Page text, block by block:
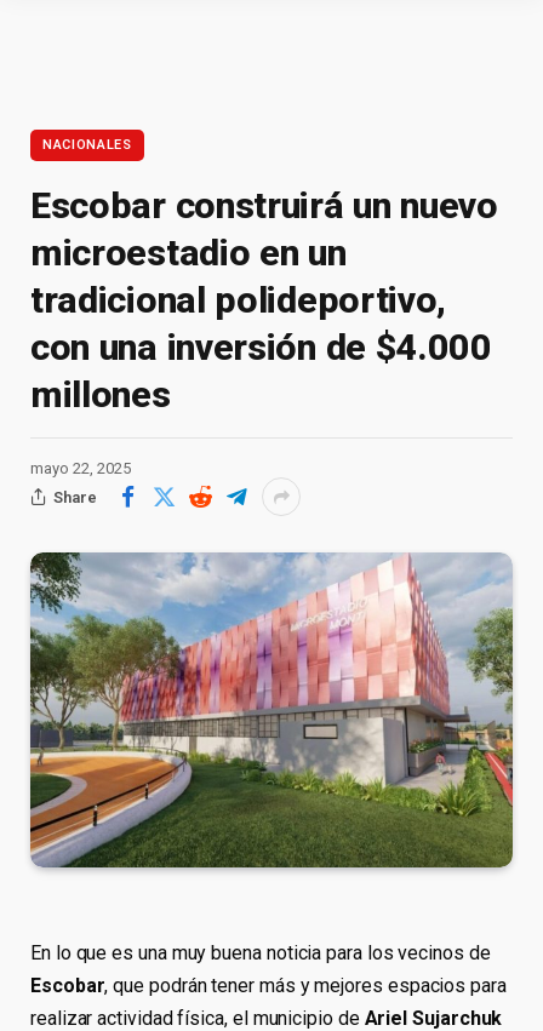
NACIONALES
Escobar construirá un nuevo
microestadio en un
tradicional polideportivo,
con una inversión de $4.000
millones
mayo 22, 2025
Share
En lo que es una muy buena noticia para los vecinos de
Escobar, que podrán tener más y mejores espacios para
realizar actividad física, el municipio de Ariel Sujarchuk